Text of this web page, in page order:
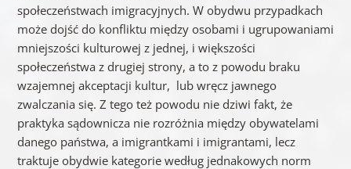
społeczeństwach imigracyjnych. W obydwu przypadkach
może dojść do konfliktu między osobami i ugrupowaniami
mniejszości kulturowej z jednej, i większości
społeczeństwa z drugiej strony, a to z powodu braku
wzajemnej akceptacji kultur, lub wręcz jawnego
zwalczania się. Z tego też powodu nie dziwi fakt, że
praktyka sądownicza nie rozróżnia między obywatelami
danego państwa, a imigrantkami i imigrantami, lecz
traktuje obydwie kategorie według jednakowych norm